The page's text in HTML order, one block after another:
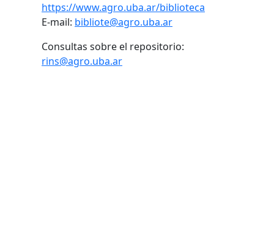
https://www.agro.uba.ar/biblioteca
E-mail: bibliote@agro.uba.ar
Consultas sobre el repositorio:
rins@agro.uba.ar